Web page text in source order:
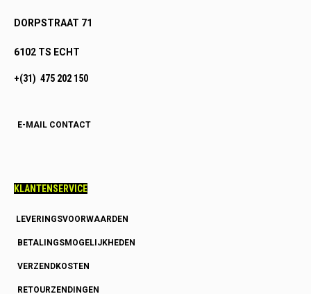
DORPSTRAAT 71
6102 TS ECHT
+(31) 475 202 150
E-MAIL CONTACT
KLANTENSERVICE
LEVERINGSVOORWAARDEN
BETALINGSMOGELIJKHEDEN
VERZENDKOSTEN
RETOURZENDINGEN